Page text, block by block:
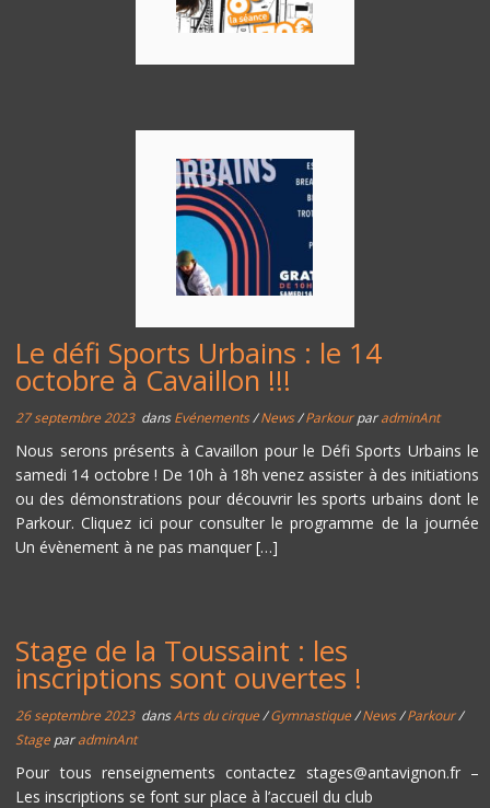
Le défi Sports Urbains : le 14
octobre à Cavaillon !!!
27 septembre 2023dansEvénements/News/ParkourparadminAnt
Nous serons présents à Cavaillon pour le Défi Sports Urbains le
samedi 14 octobre ! De 10h à 18h venez assister à des initiations
ou des démonstrations pour découvrir les sports urbains dont le
Parkour. Cliquez ici pour consulter le programme de la journée
Un évènement à ne pas manquer […]
Stage de la Toussaint : les
inscriptions sont ouvertes !
26 septembre 2023dansArts du cirque/Gymnastique/News/Parkour/
Stage paradminAnt
Pour tous renseignements contactez stages@antavignon.fr –
Les inscriptions se font sur place à l’accueil du club